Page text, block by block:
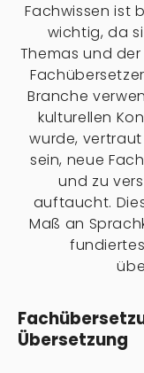
Fachwissen ist
wichtig, da
Themas und
Branche
kulturellen
wurde, vertraut
sein, neue
und zu
auftaucht.
Maß an
Übersetzung